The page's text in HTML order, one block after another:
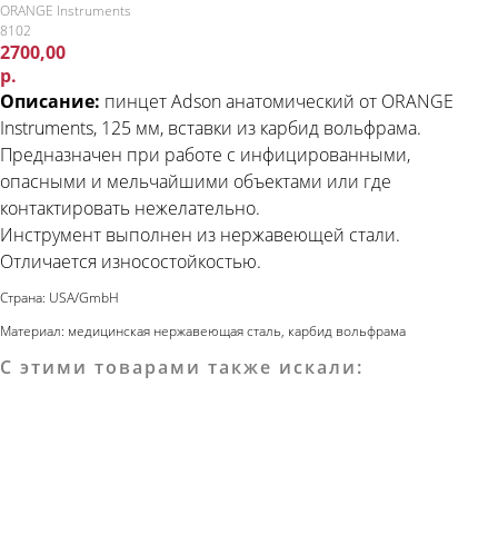
ORANGE Instruments
8102
2700,00
р.
Описание: пинцет Adson анатомический от ORANGE
Instruments, 125 мм, вставки из карбид вольфрама.
Предназначен при работе с инфицированными,
опасными и мельчайшими объектами или где
контактировать нежелательно.
Инструмент выполнен из нержавеющей стали.
Отличается износостойкостью.
Страна: USA/GmbH
Материал: медицинская нержавеющая сталь, карбид вольфрама
С этими товарами также искали: